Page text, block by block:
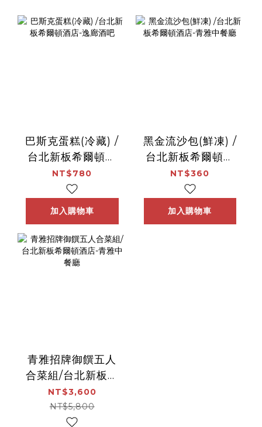
巴斯克蛋糕(冷藏) /
台北新板希爾頓酒
店-逸廊酒吧
NT$780
加入購物車
黑金流沙包(鮮凍) /
台北新板希爾頓酒
店-青雅中餐廳
NT$360
加入購物車
青雅招牌御饌五人
合菜組/台北新板希
爾頓酒店-青雅中餐
廳
NT$3,600
NT$5,800